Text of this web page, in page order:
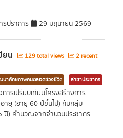
ปราการ 29 มิถุนายน 2569
ยน 129 total views
2 recent
นาศักยภาพคนตลอดช่วงชีวิต สาขาประชากร
รเปรียบเทียบโครงสร้างการ
ายุ (อายุ 60 ปีขึ้นไป) กับกลุ่ม
ปี) คำนวณจากจำนวนประชากร